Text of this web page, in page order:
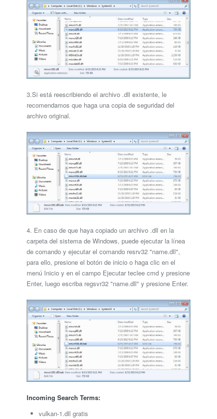
3.Si está reescribiendo el archivo .dll existente, le
recomendamos que haga una copia de seguridad del
archivo original.
4. En caso de que haya copiado un archivo .dll en la
carpeta del sistema de Windows, puede ejecutar la línea
de comando y ejecutar el comando resrv32 "name.dll",
para ello, presione el botón de inicio o haga clic en el
menú Inicio y en el campo Ejecutar teclee cmd y presione
Enter, luego escriba regsvr32 "name.dll" y presione Enter.
Incoming Search Terms:
vulkan-1.dll gratis